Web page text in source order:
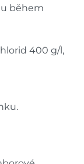
během
400 g/l,